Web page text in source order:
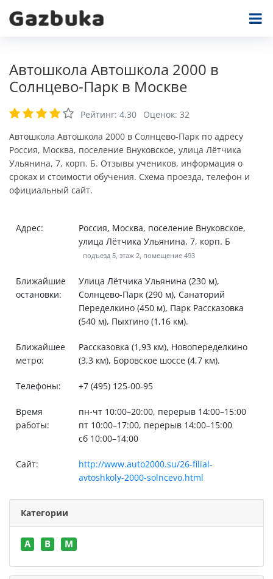
Автошкола Автошкола 2000 в
Солнцево-Парк в Москве
Рейтинг: 4.30 Оценок: 32
Автошкола Автошкола 2000 в Солнцево-Парк по адресу
Россия, Москва, поселение Внуковское, улица Лётчика
Ульянина, 7, корп. Б. Отзывы учеников, информация о
сроках и стоимости обучения. Схема проезда, телефон и
официальный сайт.
Адрес:
Россия, Москва, поселение Внуковское,
улица Лётчика Ульянина, 7, корп. Б
подъезд 5, этаж 2, помещение 493
Ближайшие
остановки:
Улица Лётчика Ульянина (230 м),
Солнцево-Парк (290 м), Санаторий
Переделкино (450 м), Парк Рассказовка
(540 м), Пыхтино (1,16 км).
Ближайшее
метро:
Рассказовка (1,93 км), Новопеределкино
(3,3 км), Боровское шоссе (4,7 км).
Телефоны: +7 (495) 125-00-95
Время
работы:
пн-чт 10:00–20:00, перерыв 14:00–15:00
пт 10:00–17:00, перерыв 14:00–15:00
сб 10:00–14:00
Сайт:
http://www.auto2000.su/26-filial-
avtoshkoly-2000-solncevo.html
Категории
A B M